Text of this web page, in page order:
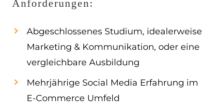
Anforderungen:
Abgeschlossenes Studium, idealerweise
Marketing & Kommunikation, oder eine
vergleichbare Ausbildung
Mehrjährige Social Media Erfahrung im
E-Commerce Umfeld